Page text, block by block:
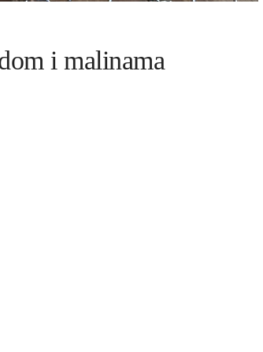
i malinama